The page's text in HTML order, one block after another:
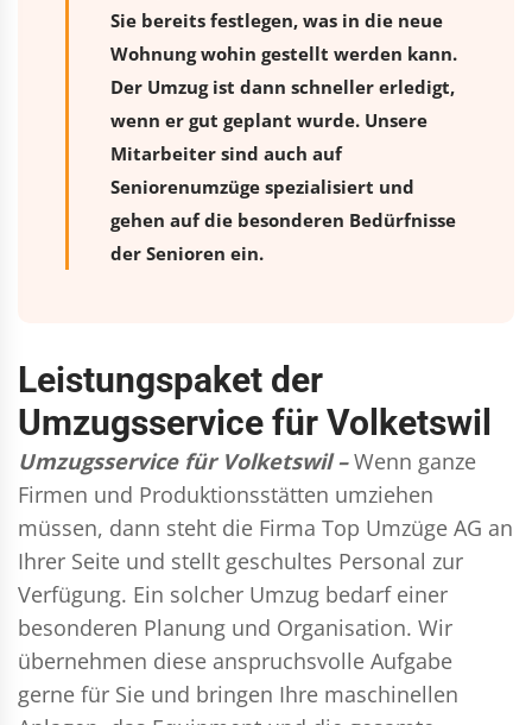
Sie bereits festlegen, was in die neue
Wohnung wohin gestellt werden kann.
Der Umzug ist dann schneller erledigt,
wenn er gut geplant wurde. Unsere
Mitarbeiter sind auch auf
Seniorenumzüge spezialisiert und
gehen auf die besonderen Bedürfnisse
der Senioren ein.
Leistungspaket der
Umzugsservice für Volketswil
Umzugsservice für Volketswil – Wenn ganze
Firmen und Produktionsstätten umziehen
müssen, dann steht die Firma Top Umzüge AG an
Ihrer Seite und stellt geschultes Personal zur
Verfügung. Ein solcher Umzug bedarf einer
besonderen Planung und Organisation. Wir
übernehmen diese anspruchsvolle Aufgabe
gerne für Sie und bringen Ihre maschinellen